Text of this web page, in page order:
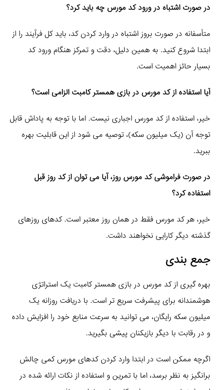
در صورت اشتباه در ورود کد مورس چه باید کرد؟
متأسفانه در صورت بروز اشتباه در وارد کردن کد، باید کل فرآیند را از
ابتدا شروع کنید. به همین دلیل، دقت و تمرکز هنگام ورود کد
بسیار حائز اهمیت است.
آیا استفاده از کد مورس در بازی همستر کامبت الزامی است؟
خیر، استفاده از کد مورس اجباری نیست. اما با توجه به پاداش قابل
توجه آن (یک میلیون سکه)، توصیه می‌ شود از این قابلیت بهره
ببرید.
در صورت فراموشی کد مورس روز، آیا می‌ توان از کد روز قبل
استفاده کرد؟
خیر، هر کد مورس فقط در همان روز معتبر است. کدهای روزهای
گذشته دیگر کارایی نخواهند داشت.
جمع‌ بندی
بهره‌ گیری از کد مورس در بازی همستر کامبت یک استراتژی
هوشمندانه برای پیشرفت سریع‌ تر است. با دریافت روزانه یک
میلیون سکه رایگان، می‌ توانید به سرعت منابع خود را افزایش داده
و در رقابت با دیگر بازیکنان پیشی بگیرید.
اگرچه ممکن است در ابتدا وارد کردن کدهای مورس کمی چالش‌
برانگیز به نظر برسد، اما با تمرین و استفاده از نکات ارائه شده در